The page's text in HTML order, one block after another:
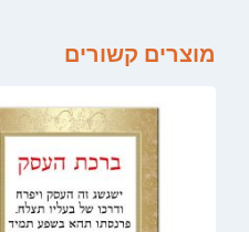
מוצרים קשורים